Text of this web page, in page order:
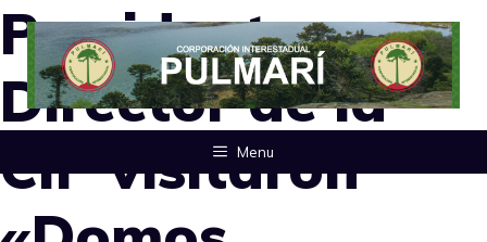
Saltar
al
contenido
Menu
Presidenta y
Director de la
CIP visitaron